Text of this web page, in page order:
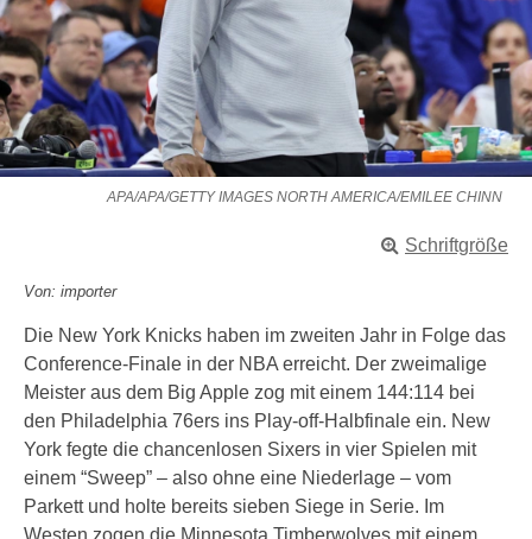
APA/APA/GETTY IMAGES NORTH AMERICA/EMILEE CHINN
Schriftgröße
Von: importer
Die New York Knicks haben im zweiten Jahr in Folge das
Conference-Finale in der NBA erreicht. Der zweimalige
Meister aus dem Big Apple zog mit einem 144:114 bei
den Philadelphia 76ers ins Play-off-Halbfinale ein. New
York fegte die chancenlosen Sixers in vier Spielen mit
einem “Sweep” – also ohne eine Niederlage – vom
Parkett und holte bereits sieben Siege in Serie. Im
Westen zogen die Minnesota Timberwolves mit einem